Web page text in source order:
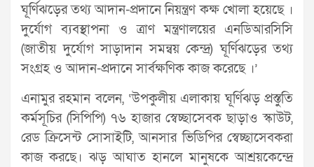
ঘূর্ণিঝড়ের তথ্য আদান-প্রদানে নিয়ন্ত্রণ কক্ষ খোলা হয়েছে ।
দুর্যোগ ব্যবস্থাপনা ও ত্রাণ মন্ত্রণালয়ের এনডিআরসিসি
(জাতীয় দুর্যোগ সাড়াদান সমন্বয় কেন্দ্র) ঘূর্ণিঝড়ের তথ্য
সংগ্রহ ও আদান-প্রদানে সার্বক্ষণিক কাজ করেছে ।’
এনামুর রহমান বলেন, ‘উপকুলীয় এলাকায় ঘূর্ণিঝড় প্রস্তুতি
কর্মসূচির (সিপিপি) ৭৬ হাজার স্বেচ্ছাসেবক ছাড়াও স্কাউট,
রেড ক্রিসেন্ট সোসাইটি, আনসার ভিডিপির স্বেচ্ছাসেবকরা
কাজ করছে। ঝড় আঘাত হানলে মানুষকে আশ্রয়কেন্দ্রে